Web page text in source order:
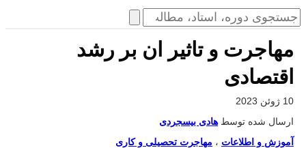
مهاجرت و تاثیر ان بر رشد
اقتصادی
10 ژوئن 2023
ارسال شده توسط هادی بیسجردی
آموزش و اطلاعات ، مهاجرت تحصیلی و کاری